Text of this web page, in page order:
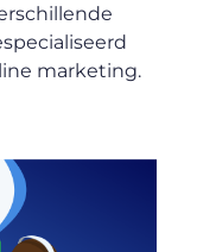
marketing.